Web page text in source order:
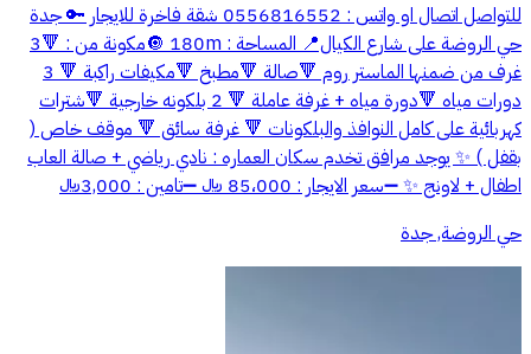
للتواصل اتصال او واتس : 0556816552 شقة فاخرة للايجار 🔑 جدة
حي الروضة على شارع الكيال📍 المساحة : 180m 🔘مكونة من : 🔻3
غرف من ضمنها الماستر روم 🔻صالة 🔻مطبخ 🔻مكيفات راكبة 🔻 3
دورات مياه 🔻دورة مياه + غرفة عاملة 🔻 2 بلكونه خارجية 🔻شترات
كهربائية على كامل النوافذ والبلكونات 🔻 غرفة سائق 🔻 موقف خاص (
بقفل ) ✨ يوجد مرافق تخدم سكان العماره : نادي رياضي + صالة العاب
اطفال + لاونج ✨ ➖سعر الايجار : 85،000 ﷼ ➖تامين : 3,000﷼
حي الروضة, جدة